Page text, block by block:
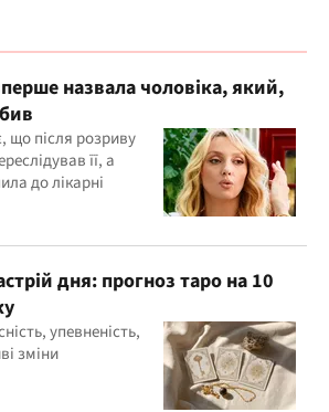
назвала чоловіка, який,
що після розриву
її, а
до лікарні
дня: прогноз таро на 10
упевненість,
зміни